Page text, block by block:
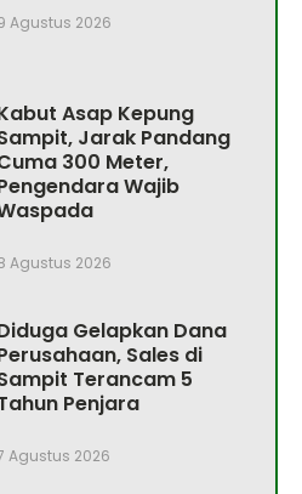
Agustus 2026
Asap Kepung
Jarak Pandang
300 Meter,
Wajib
Agustus 2026
Gelapkan Dana
Sales di
Terancam 5
Penjara
Agustus 2026